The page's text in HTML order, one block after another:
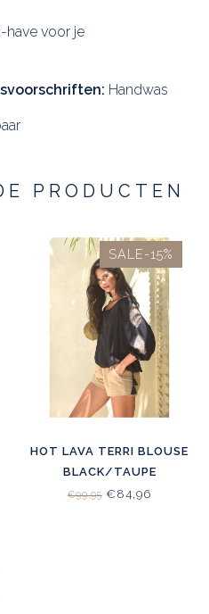
have voor je
Handwas
PRODUCTEN
SALE-15%
HOT LAVA TERRI BLOUSE
BLACK/TAUPE
€99,95 €84,96